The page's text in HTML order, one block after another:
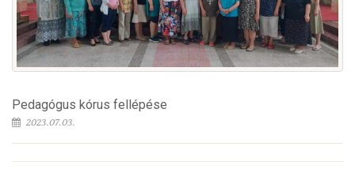
Pedagógus kórus fellépése
2023.07.03.